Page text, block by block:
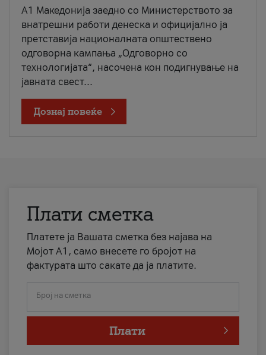
A1 Македонија заедно со Министерството за
внатрешни работи денеска и официјално ја
претставија националната општествено
одговорна кампања „Одговорно со
технологијата“, насочена кон подигнување на
јавната свест...
Дознај повеќе
Плати сметка
Платете ја Вашата сметка без најава на
Мојот А1, само внесете го бројот на
фактурата што сакате да ја платите.
Број на сметка
Плати